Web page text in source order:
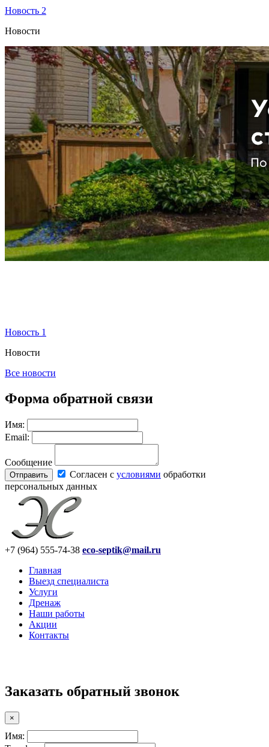
Новость 2
Новости
Новость 1
Новости
Все новости
Форма обратной связи
Имя:
Email:
Сообщение
Согласен с условиями обработки
персональных данных
+7 (964) 555-74-38 eco-septik@mail.ru
Главная
Выезд специалиста
Услуги
Дренаж
Наши работы
Акции
Контакты
Заказать обратный звонок
×
Имя: